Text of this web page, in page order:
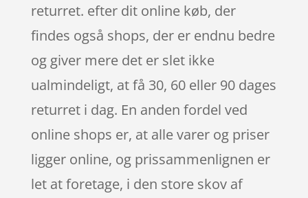
returret. efter dit online køb, der
findes også shops, der er endnu bedre
og giver mere det er slet ikke
ualmindeligt, at få 30, 60 eller 90 dages
returret i dag. En anden fordel ved
online shops er, at alle varer og priser
ligger online, og prissammenlignen er
let at foretage, i den store skov af